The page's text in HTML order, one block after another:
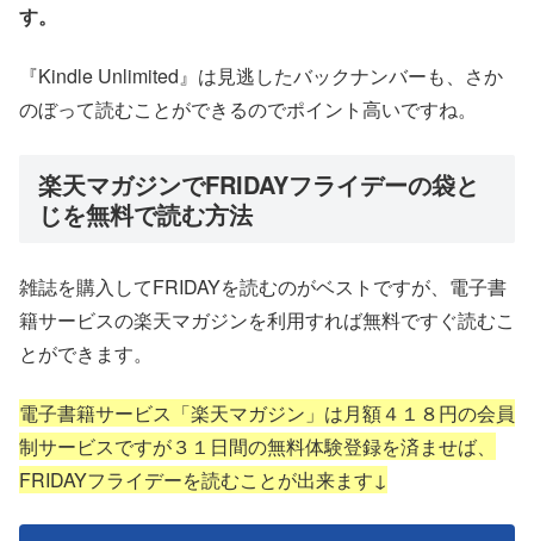
す。
『Kindle Unlimited』は見逃したバックナンバーも、さか
のぼって読むことができるのでポイント高いですね。
楽天マガジンでFRIDAYフライデーの袋と
じを無料で読む方法
雑誌を購入してFRIDAYを読むのがベストですが、電子書
籍サービスの楽天マガジンを利用すれば無料ですぐ読むこ
とができます。
電子書籍サービス「楽天マガジン」は月額４１８円の会員
制サービスですが３１日間の無料体験登録を済ませば、
FRIDAYフライデーを読むことが出来ます↓